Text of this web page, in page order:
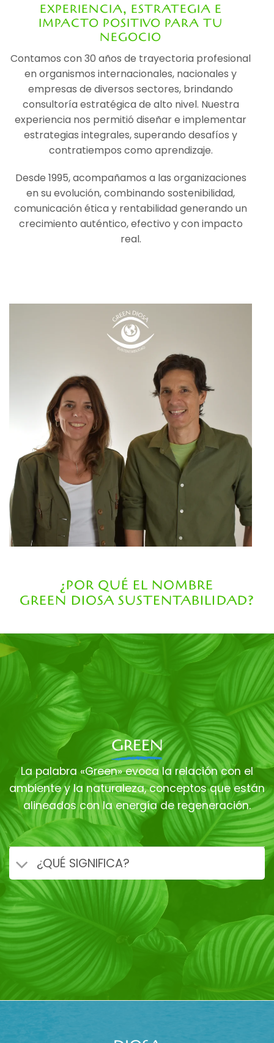
EXPERIENCIA, ESTRATEGIA E
IMPACTO POSITIVO PARA TU
NEGOCIO
Contamos con 30 años de trayectoria profesional
en organismos internacionales, nacionales y
empresas de diversos sectores, brindando
consultoría estratégica de alto nivel. Nuestra
experiencia nos permitió diseñar e implementar
estrategias integrales, superando desafíos y
contratiempos como aprendizaje.
Desde 1995, acompañamos a las organizaciones
en su evolución, combinando sostenibilidad,
comunicación ética y rentabilidad generando un
crecimiento auténtico, efectivo y con impacto
real.
¿POR QUÉ EL NOMBRE
GREEN DIOSA SUSTENTABILIDAD?
GREEN
La palabra «Green» evoca la relación con el
ambiente y la naturaleza, conceptos que están
alineados con la energía de regeneración.
¿QUÉ SIGNIFICA?